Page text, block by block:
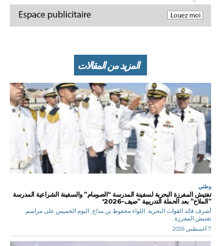
المزيد من المقالات
وطني
تفتيش المفرزة البحرية لسفينة المدرسة “الصومام” والسفينة الشراعية المدرسة
”الملاح” بعد الحملة التدريبية ”صيف-2026′
أشرف قائد القوات البحرية, اللواء محفوظ بن مداح, اليوم الخميس على مراسم
تفتيش المفرزة...
7 أغسطس 2026